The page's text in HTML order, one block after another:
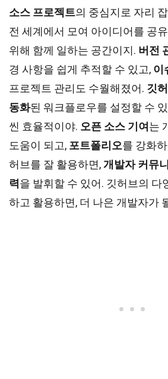
소스 프로젝트의 중심지로 자리
전 세계에서 모여 아이디어를 공
위해 함께 일하는 공간이지. 버전
경 사항을 쉽게 추적할 수 있고, 이
프로젝트 관리도 수월해졌어. 깃
동화된 워크플로우를 설정할 수
씬 효율적이야. 오픈 소스 기여 는
도움이 되고, 포트폴리오를 강화
허브를 잘 활용하면,개발자 커뮤
력을 발휘할 수 있어. 깃허브의 다
하고 활용하면, 더 나은 개발자가